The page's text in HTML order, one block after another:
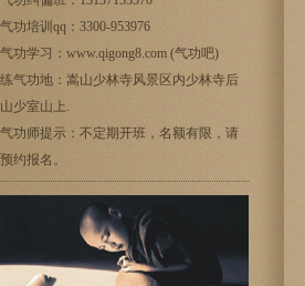
气功培训qq：3300-953976
气功学习：www.qigong8.com (气功吧)
练气功地：嵩山少林寺风景区内少林寺后
山少室山上.
气功师提示：不定期开班，名额有限，请
预约报名。